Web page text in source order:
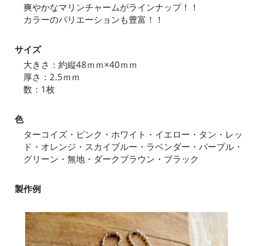
爽やかなマリンチャームがラインナップ！！
カラーのバリエーションも豊富！！
サイズ
大きさ：約縦48ｍｍ×40ｍｍ
厚さ：2.5ｍｍ
数：1枚
色
ターコイズ・ピンク・ホワイト・イエロー・タン・レッ
ド・オレンジ・スカイブルー・ラベンダー・パープル・
グリーン・無地・ダークブラウン・ブラック
製作例